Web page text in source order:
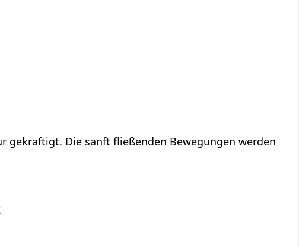
gekräftigt. Die sanft fließenden Bewegungen werden